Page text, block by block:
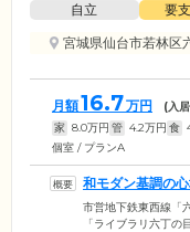
自立 要
宮城県仙台市若林区
月額16.7万円 (入
家 8.0万円 管 4.2万円 食
個室 / プランA
和モダン基調の
らしです
市営地下鉄東西線「
「ライブラリ六丁